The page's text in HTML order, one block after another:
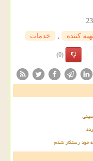
كننده , خدمات
(0)
خود رستگار شدم